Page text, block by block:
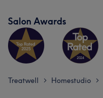
Salon Awards
Treatwell > Homestudio >